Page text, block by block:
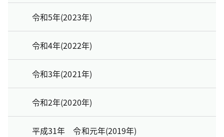
令和5年(2023年)
令和4年(2022年)
令和3年(2021年)
令和2年(2020年)
平成31年 令和元年(2019年)